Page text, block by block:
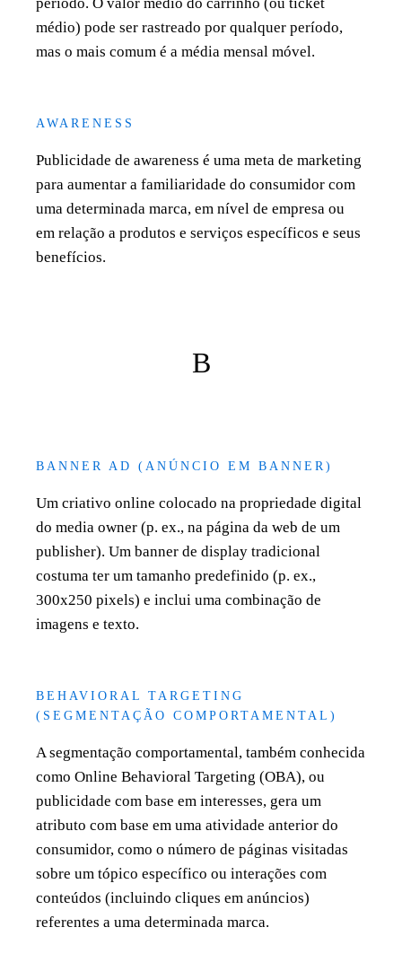
médio) pode ser rastreado por qualquer período,
mas o mais comum é a média mensal móvel.
AWARENESS
Publicidade de awareness é uma meta de marketing
para aumentar a familiaridade do consumidor com
uma determinada marca, em nível de empresa ou
em relação a produtos e serviços específicos e seus
benefícios.
B
BANNER AD (ANÚNCIO EM BANNER)
Um criativo online colocado na propriedade digital
do media owner (p. ex., na página da web de um
publisher). Um banner de display tradicional
costuma ter um tamanho predefinido (p. ex.,
300x250 pixels) e inclui uma combinação de
imagens e texto.
BEHAVIORAL TARGETING
(SEGMENTAÇÃO COMPORTAMENTAL)
A segmentação comportamental, também conhecida
como Online Behavioral Targeting (OBA), ou
publicidade com base em interesses, gera um
atributo com base em uma atividade anterior do
consumidor, como o número de páginas visitadas
sobre um tópico específico ou interações com
conteúdos (incluindo cliques em anúncios)
referentes a uma determinada marca.